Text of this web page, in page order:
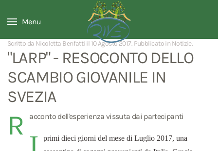
Menu
Scritto da Nicoletta Benfatti il 10 Agosto 2017. Pubblicato in Notizie.
"LARP" - RESOCONTO DELLO
SCAMBIO GIOVANILE IN
SVEZIA
R acconto dell'esperienza vissuta dai partecipanti
primi dieci giorni del mese di Luglio 2017, una